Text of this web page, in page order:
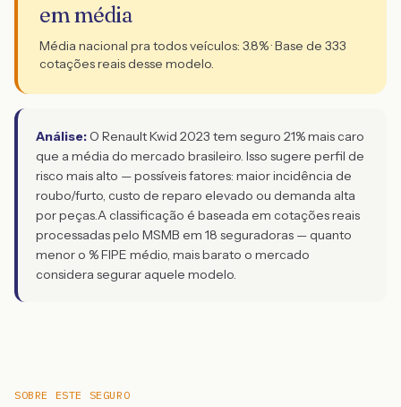
em média
Média nacional pra todos veículos: 3.8% · Base de 333
cotações reais desse modelo.
Análise: O Renault Kwid 2023 tem seguro 21% mais caro
que a média do mercado brasileiro. Isso sugere perfil de
risco mais alto — possíveis fatores: maior incidência de
roubo/furto, custo de reparo elevado ou demanda alta
por peças.A classificação é baseada em cotações reais
processadas pelo MSMB em 18 seguradoras — quanto
menor o % FIPE médio, mais barato o mercado
considera segurar aquele modelo.
SOBRE ESTE SEGURO